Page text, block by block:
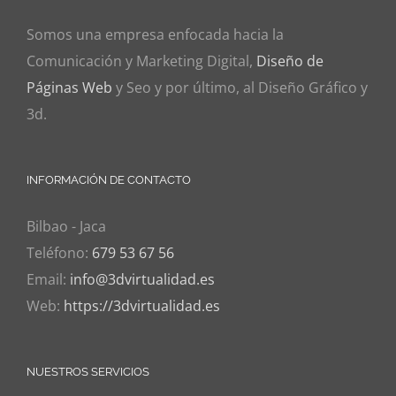
Somos una empresa enfocada hacia la
Comunicación y Marketing Digital, Diseño de
Páginas Web y Seo y por último, al Diseño Gráfico y
3d.
INFORMACIÓN DE CONTACTO
Bilbao - Jaca
Teléfono: 679 53 67 56
Email: info@3dvirtualidad.es
Web: https://3dvirtualidad.es
NUESTROS SERVICIOS